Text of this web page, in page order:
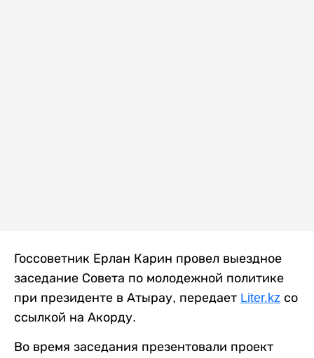
Госсоветник Ерлан Карин провел выездное
заседание Совета по молодежной политике
при президенте в Атырау, передает Liter.kz со
ссылкой на Акорду.
Во время заседания презентовали проект